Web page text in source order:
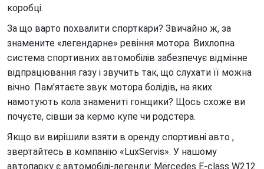
коробці.
За що варто похвалити спорткари? Звичайно ж, за
знамените «легендарне» ревіння мотора. Вихлопна
система спортивних автомобілів забезпечує відмінне
відпрацювання газу і звучить так, що слухати її можна
вічно. Пам'ятаєте звук мотора болідів, на яких
намотують кола знамениті гонщики? Щось схоже ви
почуєте, сівши за кермо купе чи родстера.
Якщо ви вирішили взяти в оренду спортивні авто ,
звертайтесь в компанію «LuxServis». У нашому
автопарку є автомобілі-легенди: Mercedes Е-class W212